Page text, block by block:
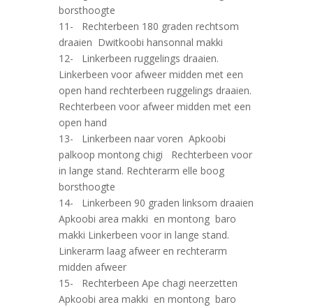
borsthoogte
11- Rechterbeen 180 graden rechtsom
draaien Dwitkoobi hansonnal makki
12- Linkerbeen ruggelings draaien.
Linkerbeen voor afweer midden met een
open hand rechterbeen ruggelings draaien.
Rechterbeen voor afweer midden met een
open hand
13- Linkerbeen naar voren Apkoobi
palkoop montong chigi Rechterbeen voor
in lange stand. Rechterarm elle boog
borsthoogte
14- Linkerbeen 90 graden linksom draaien
Apkoobi area makki en montong baro
makki Linkerbeen voor in lange stand.
Linkerarm laag afweer en rechterarm
midden afweer
15- Rechterbeen Ape chagi neerzetten
Apkoobi area makki en montong baro